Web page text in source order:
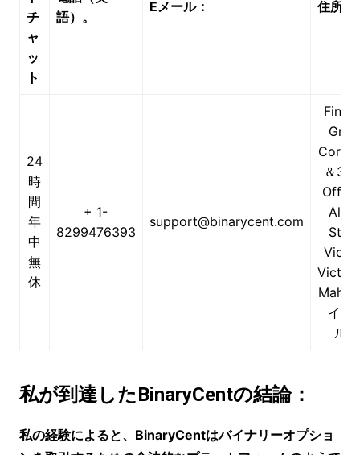
チ
ャ
ッ
ト
語）。
Eメール： 住所：
24
時
間
年
中
無
休
+ 1-
8299476393
support@binarycent.com
Corp
＆
Mahe
イシ
ル）
私が到達したBinaryCentの結論：
私の経験によると、BinaryCentはバイナリーオプショ